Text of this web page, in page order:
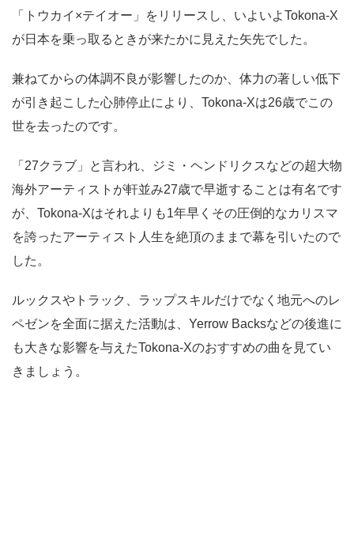
「トウカイ×テイオー」をリリースし、いよいよTokona-X
が日本を乗っ取るときが来たかに見えた矢先でした。
兼ねてからの体調不良が影響したのか、体力の著しい低下
が引き起こした心肺停止により、Tokona-Xは26歳でこの
世を去ったのです。
「27クラブ」と言われ、ジミ・ヘンドリクスなどの超大物
海外アーティストが軒並み27歳で早逝することは有名です
が、Tokona-Xはそれよりも1年早くその圧倒的なカリスマ
を誇ったアーティスト人生を絶頂のままで幕を引いたので
した。
ルックスやトラック、ラップスキルだけでなく地元へのレ
ペゼンを全面に据えた活動は、Yerrow Backsなどの後進に
も大きな影響を与えたTokona-Xのおすすめの曲を見てい
きましょう。